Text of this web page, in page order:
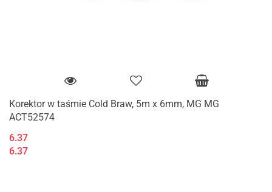
Korektor w taśmie Cold Braw, 5m x 6mm, MG MG
ACT52574
6.37
6.37